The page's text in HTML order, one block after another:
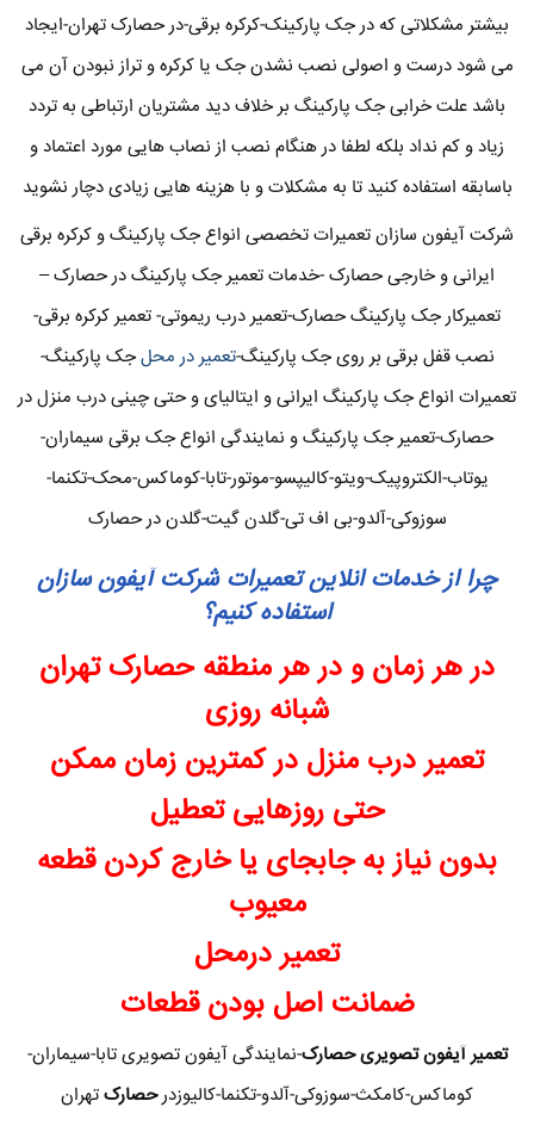
بیشتر مشکلاتی که در جک پارکینک-کرکره برقی-در حصارک تهران-ایجاد
می شود درست و اصولی نصب نشدن جک یا کرکره و تراز نبودن آن می
باشد علت خرابی جک پارکینگ بر خلاف دید مشتریان ارتباطی به تردد
زیاد و کم نداد بلکه لطفا در هنگام نصب از نصاب هایی مورد اعتماد و
باسابقه استفاده کنید تا به مشکلات و با هزینه هایی زیادی دچار نشوید
شرکت آیفون سازان تعمیرات تخصصی انواع جک پارکینگ و کرکره برقی
ایرانی و خارجی حصارک -خدمات تعمیر جک پارکینگ در حصارک –
تعمیرکار جک پارکینگ حصارک-تعمیر درب ریموتی- تعمیر کرکره برقی-
نصب قفل برقی بر روی جک پارکینگ-تعمیر در محلجک پارکینگ-
تعمیرات انواع جک پارکینگ ایرانی و ایتالیای و حتی چینی درب منزل در
حصارک-تعمیر جک پارکینگ و نمایندگی انواع جک برقی سیماران-
یوتاب-الکتروپیک-ویتو-کالیپسو-موتور-تابا-کوماکس-محک-تکنما-
سوزوکی-آلدو-بی اف تی-گلدن گیت-گلدن در حصارک
چرا از خدمات انلاین تعمیرات شرکت آیفون سازان
استفاده کنیم؟
در هر زمان و در هر منطقه حصارک تهران
شبانه روزی
تعمیر درب منزل در کمترین زمان ممکن
حتی روزهایی تعطیل
بدون نیاز به جابجای یا خارج کردن قطعه
معیوب
تعمیر درمحل
ضمانت اصل بودن قطعات
تعمیر آیفون تصویری حصارک-نمایندگی آیفون تصویری تابا-سیماران-
کوماکس-کامکث-سوزوکی-آلدو-تکنما-کالیوزدرحصارکتهران